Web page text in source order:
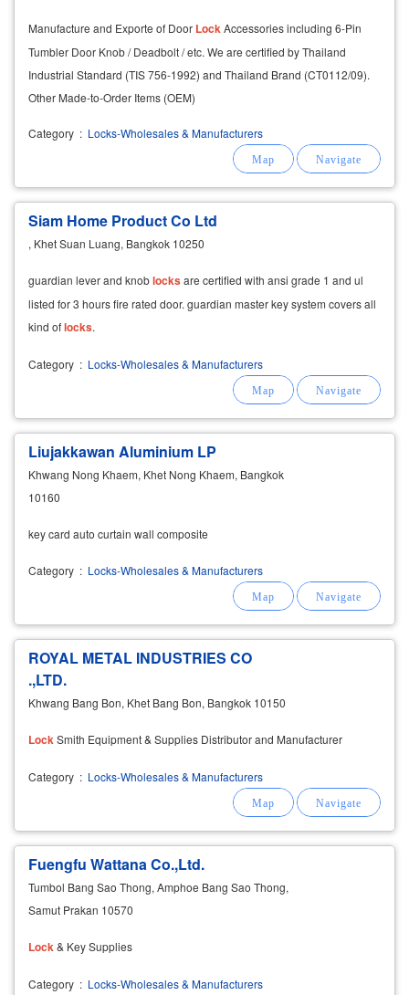
Manufacture and Exporte of Door Lock Accessories including 6-Pin
Tumbler Door Knob / Deadbolt / etc. We are certified by Thailand
Industrial Standard (TIS 756-1992) and Thailand Brand (CT0112/09).
Other Made-to-Order Items (OEM)
Category : Locks-Wholesales & Manufacturers
Siam Home Product Co Ltd
, Khet Suan Luang, Bangkok 10250
guardian lever and knoblocksare certified with ansi grade 1 and ul
listed for 3 hours fire rated door. guardian master key system covers all
kind oflocks.
Category : Locks-Wholesales & Manufacturers
Liujakkawan Aluminium LP
Khwang Nong Khaem, Khet Nong Khaem, Bangkok
10160
key card auto curtain wall composite
Category : Locks-Wholesales & Manufacturers
ROYAL METAL INDUSTRIES CO
.,LTD.
Khwang Bang Bon, Khet Bang Bon, Bangkok 10150
Lock Smith Equipment & Supplies Distributor and Manufacturer
Category : Locks-Wholesales & Manufacturers
Fuengfu Wattana Co.,Ltd.
Tumbol Bang Sao Thong, Amphoe Bang Sao Thong,
Samut Prakan 10570
Lock & Key Supplies
Category : Locks-Wholesales & Manufacturers